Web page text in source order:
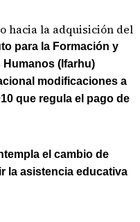
hacia la adquisición del
para la Formación y
(Ifarhu)
modificaciones a
que regula el pago de
el cambio de
la asistencia educativa